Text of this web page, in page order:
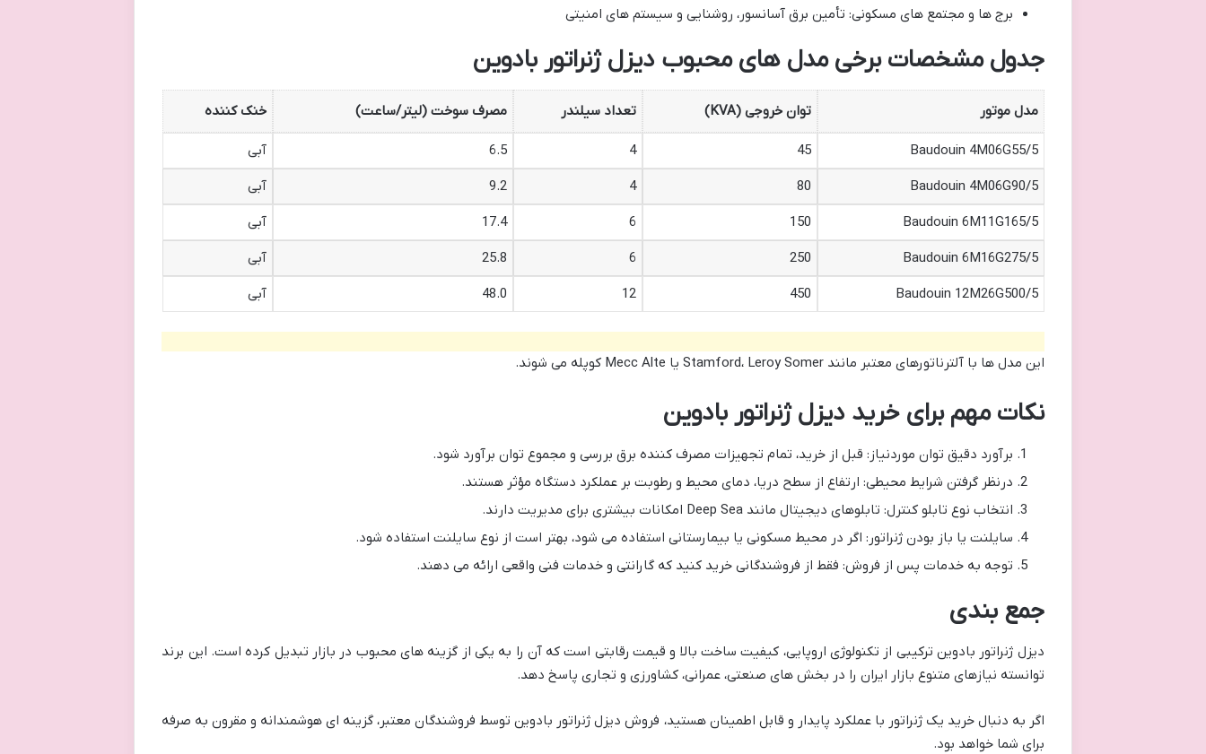
برج ها و مجتمع های مسکونی: تأمین برق آسانسور، روشنایی و سیستم های امنیتی
جدول مشخصات برخی مدل های محبوب دیزل ژنراتور بادوین
مدل موتور توان خروجی (KVA) تعداد سیلندر مصرف سوخت (لیتر/ساعت) خنک کننده
Baudouin 4M06G55/5
45
4
6.5
آبی
Baudouin 4M06G90/5
80
4
9.2
آبی
Baudouin 6M11G165/5
150
6
17.4
آبی
Baudouin 6M16G275/5
250
6
25.8
آبی
Baudouin 12M26G500/5
450
12
48.0 آبی
این مدل ها با آلترناتورهای معتبر مانند Stamford، Leroy Somer یا Mecc Alte کوپله می شوند.
نکات مهم برای خرید دیزل ژنراتور بادوین
برآورد دقیق توان موردنیاز: قبل از خرید، تمام تجهیزات مصرف کننده برق بررسی و مجموع توان برآورد شود.
درنظر گرفتن شرایط محیطی: ارتفاع از سطح دریا، دمای محیط و رطوبت بر عملکرد دستگاه مؤثر هستند.
انتخاب نوع تابلو کنترل: تابلوهای دیجیتال مانند Deep Sea امکانات بیشتری برای مدیریت دارند.
سایلنت یا باز بودن ژنراتور: اگر در محیط مسکونی یا بیمارستانی استفاده می شود، بهتر است از نوع سایلنت استفاده شود.
توجه به خدمات پس از فروش: فقط از فروشندگانی خرید کنید که گارانتی و خدمات فنی واقعی ارائه می دهند.
جمع بندی
دیزل ژنراتور بادوین ترکیبی از تکنولوژی اروپایی، کیفیت ساخت بالا و قیمت رقابتی است که آن را به یکی از گزینه های محبوب در بازار تبدیل کرده است. این برند
توانسته نیازهای متنوع بازار ایران را در بخش های صنعتی، عمرانی، کشاورزی و تجاری پاسخ دهد.
اگر به دنبال خرید یک ژنراتور با عملکرد پایدار و قابل اطمینان هستید، فروش دیزل ژنراتور بادوین توسط فروشندگان معتبر، گزینه ای هوشمندانه و مقرون به صرفه
برای شما خواهد بود.